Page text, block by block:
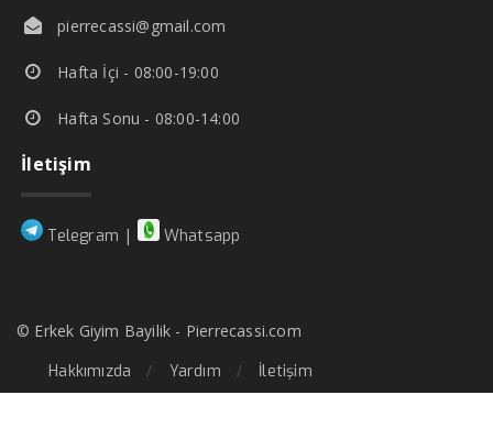
pierrecassi@gmail.com
Hafta İçi - 08:00-19:00
Hafta Sonu - 08:00-14:00
İletişim
Telegram | Whatsapp
© Erkek Giyim Bayilik - Pierrecassi.com
Hakkımızda
Yardım İletişim